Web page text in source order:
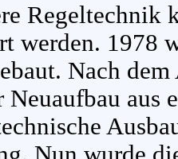
Regeltechnik
werden. 1978
Nach
Neuaufbau aus